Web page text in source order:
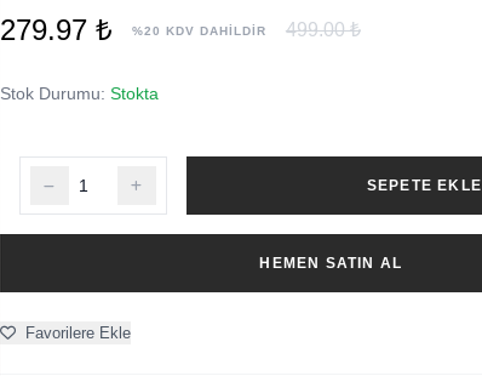
279.97 ₺ %20 KDV DAHİLDİR 499.00 ₺
Stok Durumu: Stokta
SEPETE EKLE
HEMEN SATIN AL
Favorilere Ekle